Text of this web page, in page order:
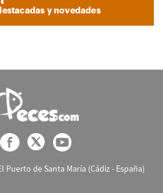
y novedades
Puerto de Santa María (Cádiz - España)